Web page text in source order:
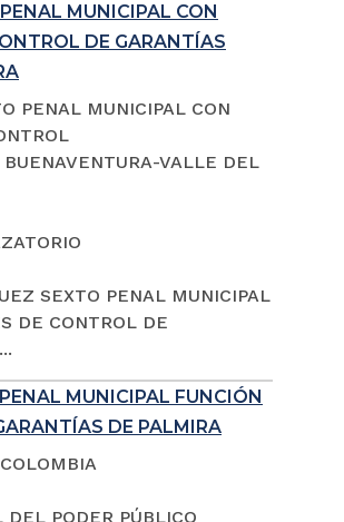
MUNICIPAL CON
DE GARANTÍAS
PENAL MUNICIPAL CON
VALLE DEL
SEXTO PENAL MUNICIPAL
DE CONTROL DE
MUNICIPAL FUNCIÓN
DE PALMIRA
DEL PODER PÚBLICO